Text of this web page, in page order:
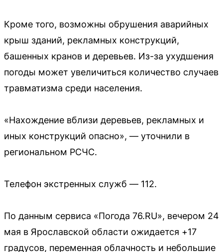
Кроме того, возможны обрушения аварийных
крыш зданий, рекламных конструкций,
башенных кранов и деревьев. Из-за ухудшения
погоды может увеличиться количество случаев
травматизма среди населения.
«Нахождение вблизи деревьев, рекламных и
иных конструкций опасно», — уточнили в
региональном РСЧС.
Телефон экстренных служб — 112.
По данным сервиса «Погода 76.RU», вечером 24
мая в Ярославской области ожидается +17
градусов, переменная облачность и небольшие